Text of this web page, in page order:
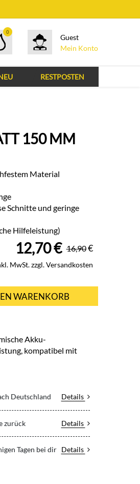
0
Guest
Mein Konto
RESTPOSTEN
150 MM
Material
Schnitte und geringe
Hilfeleistung)
12,70€ 16,90€
MwSt. zzgl. Versandkosten
WARENKORB
Akku-
kompatibel mit
Deutschland Details
zurück Details
Tagen bei dir Details